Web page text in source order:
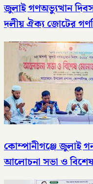
জুলাই গণঅভ্যুত্থান
দলীয় ঐক্য জোটের
কোম্পানীগঞ্জে জুলাই
আলোচনা সভা ও